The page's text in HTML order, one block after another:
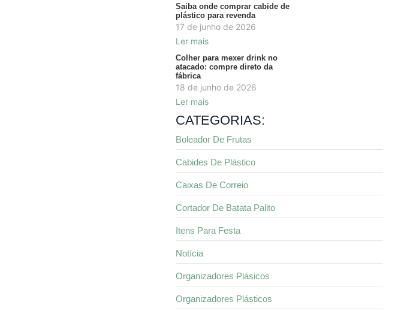
Saiba onde comprar cabide de
plástico para revenda
17 de junho de 2026
Ler mais
Colher para mexer drink no
atacado: compre direto da
fábrica
18 de junho de 2026
Ler mais
CATEGORIAS:
Boleador De Frutas
Cabides De Plástico
Caixas De Correio
Cortador De Batata Palito
Itens Para Festa
Notícia
Organizadores Plásicos
Organizadores Plásticos